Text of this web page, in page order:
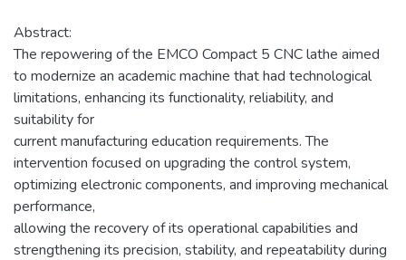
Abstract:
The repowering of the EMCO Compact 5 CNC lathe aimed
to modernize an academic machine that had technological
limitations, enhancing its functionality, reliability, and
suitability for
current manufacturing education requirements. The
intervention focused on upgrading the control system,
optimizing electronic components, and improving mechanical
performance,
allowing the recovery of its operational capabilities and
strengthening its precision, stability, and repeatability during